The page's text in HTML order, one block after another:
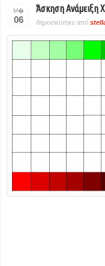
Μ�
06
Άσκηση Ανάμειξη
δημοσιεύτηκε από